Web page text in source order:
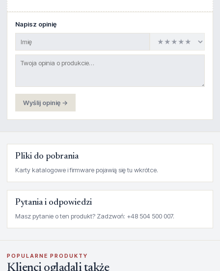
Napisz opinię
Wyślij opinię →
Pliki do pobrania
Karty katalogowe i firmware pojawią się tu wkrótce.
Pytania i odpowiedzi
Masz pytanie o ten produkt? Zadzwoń: +48 504 500 007.
POPULARNE PRODUKTY
Klienci oglądali także